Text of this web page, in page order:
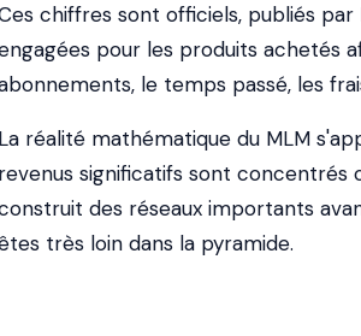
chiffres sont officiels, publiés
pour les produits achetés
le temps passé, les
La réalité mathématique du MLM
revenus significatifs sont concentrés
des réseaux importants
très loin dans la pyramide.